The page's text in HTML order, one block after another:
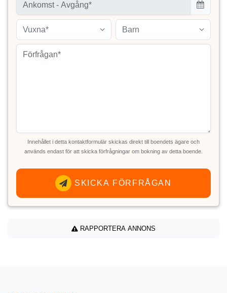
Vuxna* Barn
Innehållet i detta kontaktformulär skickas direkt till boendets ägare och
används endast för att skicka förfrågningar om bokning av detta boende.
SKICKA FÖRFRÅGAN
RAPPORTERA ANNONS